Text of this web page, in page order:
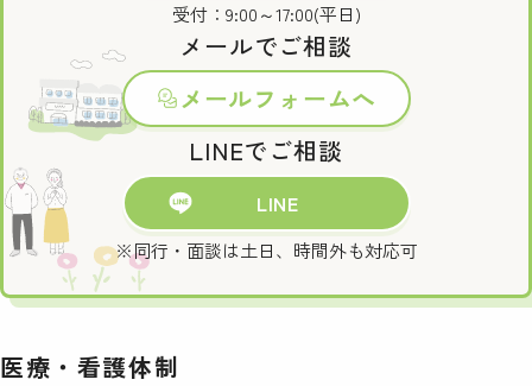
受付：9:00～17:00(平日)
メールでご相談
メールフォームへ
LINEでご相談
LINE
※同行・面談は土日、時間外も対応可
医療・看護体制